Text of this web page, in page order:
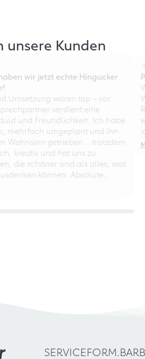
unsere Kunden
wir jetzt echte Hingucker
Umsetzung waren top – vor
verdient eine
und Freundlichkeit. Ich habe
mehrfach umgeplant und ihn
Wahnsinn getrieben… trotzdem
kreativ und hat uns zu
die schöner sind als alles, was
können. Absolute
für chaotische
SERVICEFORM.BAR